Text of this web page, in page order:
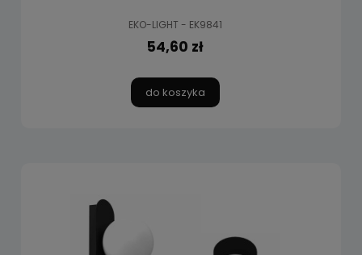
EKO-LIGHT - EK9841
54,60 zł
do koszyka